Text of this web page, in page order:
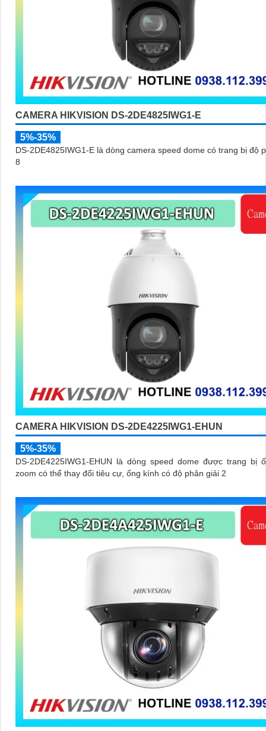
CAMERA HIKVISION DS-2DE4825IWG1-E
5%-35%
DS-2DE4825IWG1-E là dòng camera speed dome có trang bị độ
8
CAMERA HIKVISION DS-2DE4225IWG1-EHUN
5%-35%
DS-2DE4225IWG1-EHUN là dòng speed dome được trang bị
zoom có thể thay đổi tiêu cự, ống kính có độ phân giải 2